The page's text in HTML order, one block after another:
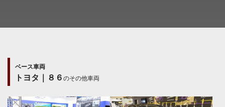
ベース車両
トヨタ｜８６ のその他車両